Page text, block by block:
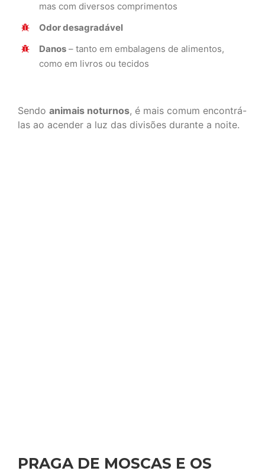
mas com diversos comprimentos
Odor desagradável
Danos – tanto em embalagens de alimentos,
como em livros ou tecidos
Sendo animais noturnos, é mais comum encontrá-
las ao acender a luz das divisões durante a noite.
PRAGA DE MOSCAS E OS